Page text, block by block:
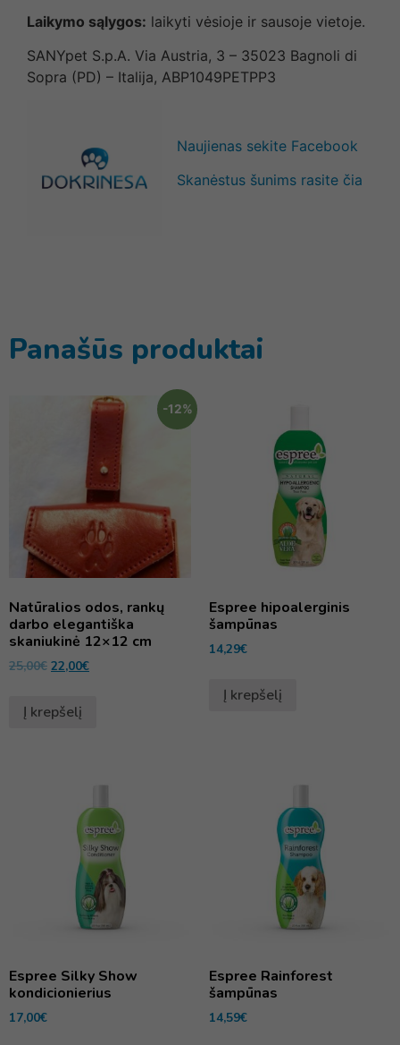
Laikymo sąlygos: laikyti vėsioje ir sausoje vietoje.
SANYpet S.p.A. Via Austria, 3 – 35023 Bagnoli di
Sopra (PD) – Italija, ABP1049PETPP3
Naujienas sekite Facebook
Skanėstus šunims rasite čia
Panašūs produktai
-12%
Natūralios odos, rankų
darbo elegantiška
skaniukinė 12×12 cm
25,00€ 22,00€
Į krepšelį
Espree hipoalerginis
šampūnas
14,29€
Į krepšelį
Espree Silky Show
kondicionierius
17,00€
Espree Rainforest
šampūnas
14,59€